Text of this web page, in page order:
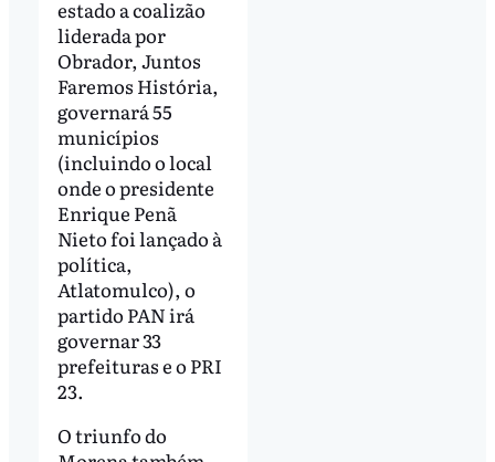
estado a coalizão
liderada por
Obrador, Juntos
Faremos História,
governará 55
municípios
(incluindo o local
onde o presidente
Enrique Penã
Nieto foi lançado à
política,
Atlatomulco), o
partido PAN irá
governar 33
prefeituras e o PRI
23.
O triunfo do